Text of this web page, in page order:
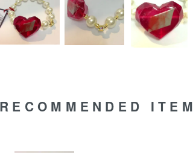
RECOMMENDED ITEM